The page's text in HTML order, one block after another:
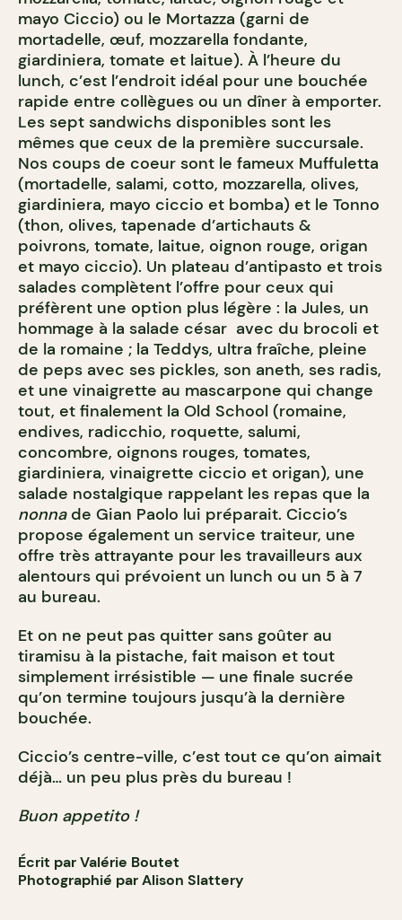
mayo Ciccio) ou le Mortazza (garni de
mortadelle, œuf, mozzarella fondante,
giardiniera, tomate et laitue). À l’heure du
lunch, c’est l’endroit idéal pour une bouchée
rapide entre collègues ou un dîner à emporter.
Les sept sandwichs disponibles sont les
mêmes que ceux de la première succursale.
Nos coups de coeur sont le fameux Muffuletta
(mortadelle, salami, cotto, mozzarella, olives,
giardiniera, mayo ciccio et bomba) et le Tonno
(thon, olives, tapenade d’artichauts &
poivrons, tomate, laitue, oignon rouge, origan
et mayo ciccio). Un plateau d’antipasto et trois
salades complètent l’offre pour ceux qui
préfèrent une option plus légère : la Jules, un
hommage à la salade césar avec du brocoli et
de la romaine ; la Teddys, ultra fraîche, pleine
de peps avec ses pickles, son aneth, ses radis,
et une vinaigrette au mascarpone qui change
tout, et finalement la Old School (romaine,
endives, radicchio, roquette, salumi,
concombre, oignons rouges, tomates,
giardiniera, vinaigrette ciccio et origan), une
salade nostalgique rappelant les repas que la
nonnade Gian Paolo lui préparait. Ciccio’s
propose également un service traiteur, une
offre très attrayante pour les travailleurs aux
alentours qui prévoient un lunch ou un 5 à 7
au bureau.
Et on ne peut pas quitter sans goûter au
tiramisu à la pistache, fait maison et tout
simplement irrésistible — une finale sucrée
qu’on termine toujours jusqu’à la dernière
bouchée.
Ciccio’s centre-ville, c’est tout ce qu’on aimait
déjà… un peu plus près du bureau !
Buon appetito !
Écrit par Valérie Boutet
Photographié par Alison Slattery